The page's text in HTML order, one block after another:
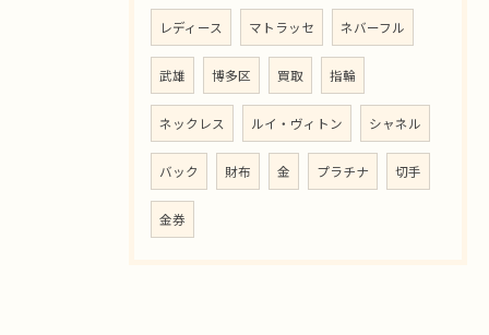
レディース マトラッセ ネバーフル
武雄 博多区 買取 指輪
ネックレス ルイ・ヴィトン シャネル
バック 財布 金 プラチナ 切手
金券